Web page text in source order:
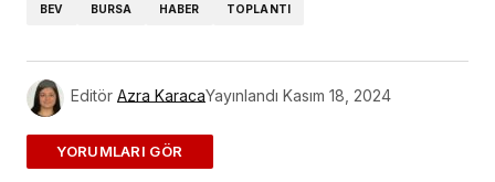
BEV BURSA HABER TOPLANTI
Editör Azra KaracaYayınlandı Kasım 18, 2024
ADD A COMMENT